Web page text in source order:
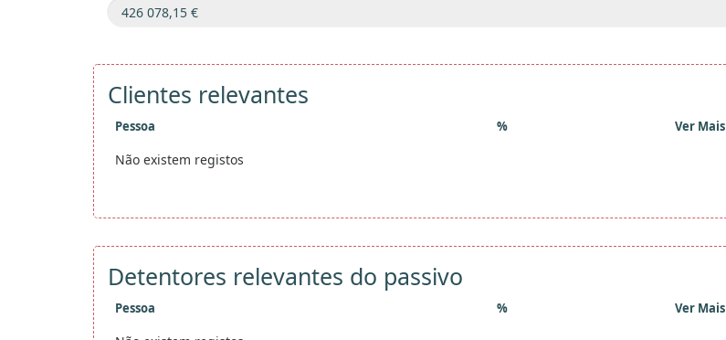
Clientes relevantes
Pessoa % Ver Mais
Não existem registos
Detentores relevantes do passivo
Pessoa % Ver Mais